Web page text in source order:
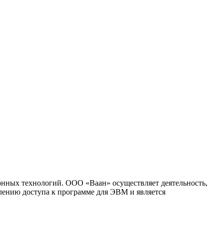
технологий. ООО «Ваан» осуществляет деятельность,
доступа к программе для ЭВМ и является